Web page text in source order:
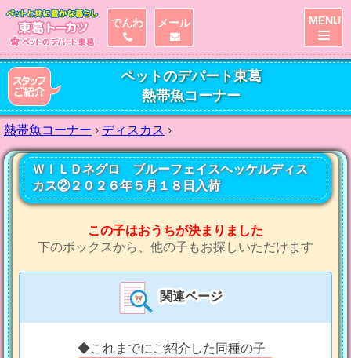
ペットのデパート東葛
熱帯魚コーナー
熱帯魚コーナー › ディスカス ›
ＷＩＬＤネグロ ブルーフェイスヘッケルディス
カス②２０２６年５月１８日入荷
この子はおうちが決まりました
下のボックスから、他の子もお探しいただけます
関連ページ
◆これまでにご紹介した同種の子
でんわ メール MENU